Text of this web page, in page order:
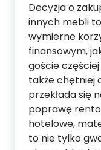
Decyzja o
innych mebli
wymierne
finansowym,
goście
także chętniej
przekłada się
poprawę
hotelowe,
to nie tylko